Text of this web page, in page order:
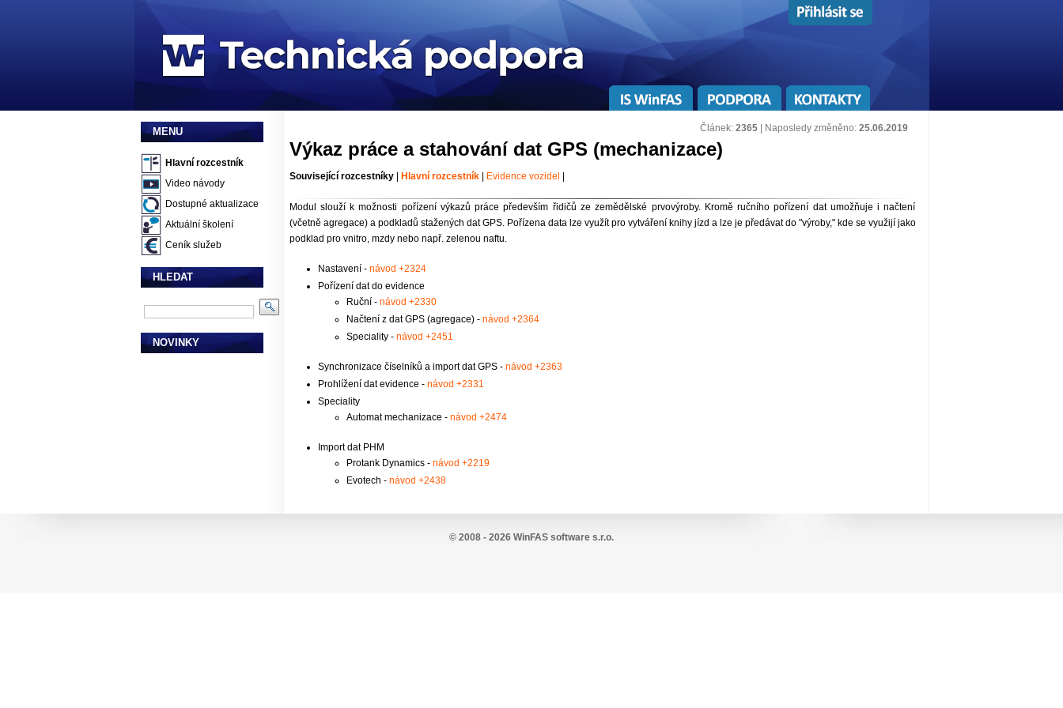
MENU
Hlavní rozcestník
Video návody
Dostupné aktualizace
Aktuální školení
Ceník služeb
HLEDAT
NOVINKY
Článek: 2365| Naposledy změněno: 25.06.2019
Výkaz práce a stahování dat GPS (mechanizace)
Související rozcestníky| Hlavní rozcestník Evidence vozidel
Modul slouží k možnosti pořízení výkazů práce především řidičů ze zemědělské prvovýroby. Kromě ručního pořízení dat umožňuje i načtení
(včetně agregace) a podkladů stažených dat GPS. Pořízena data lze využít pro vytváření knihy jízd a lze je předávat do "výroby," kde se využijí jako
podklad pro vnitro, mzdy nebo např. zelenou naftu.
Nastavení - návod +2324
Pořízení dat do evidence
Ruční - návod +2330
Načtení z dat GPS (agregace) - návod +2364
Speciality - návod +2451
Synchronizace číselníků a import dat GPS - návod +2363
Prohlížení dat evidence - návod +2331
Speciality
Automat mechanizace - návod +2474
Import dat PHM
Protank Dynamics - návod +2219
Evotech - návod +2438
© 2008 - 2026 WinFAS software s.r.o.